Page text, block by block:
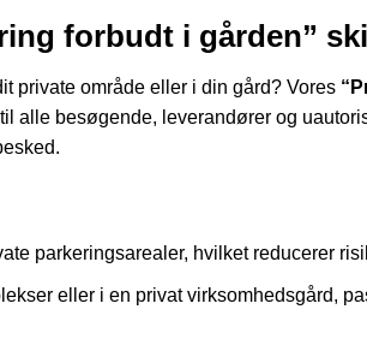
forbudt i gården”
private område eller i din gård? Vores
alle besøgende, leverandører og
parkeringsarealer, hvilket reducerer
eller i en privat virksomhedsgård,